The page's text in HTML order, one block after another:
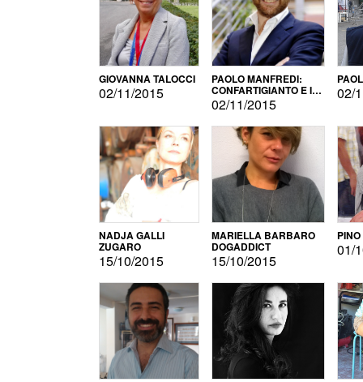
GIOVANNA TALOCCI
02/11/2015
PAOLO MANFREDI:
CONFARTIGIANTO E IL
SONDAGGIO
02/11/2015
02/
NADJA GALLI
ZUGARO
15/10/2015
MARIELLA BARBARO
DOGADDICT
15/10/2015
01/